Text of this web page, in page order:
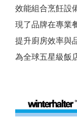
效能組合烹飪設
現了品牌在專業
提升廚房效率與
為全球五星級飯